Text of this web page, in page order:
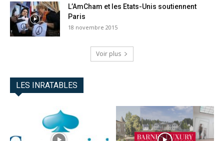
L’AmCham et les Etats-Unis soutiennent
Paris
18 novembre 2015
Voir plus
LES INRATABLES